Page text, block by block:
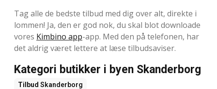
Tag alle de bedste tilbud med dig over alt, direkte i
lommen! Ja, den er god nok, du skal blot downloade
vores Kimbino app-app. Med den på telefonen, har
det aldrig været lettere at læse tilbudsaviser.
Kategori butikker i byen Skanderborg
Tilbud Skanderborg